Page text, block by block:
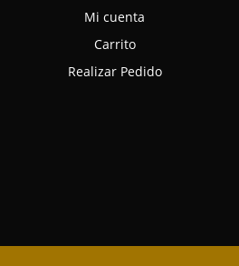
Mi cuenta
Carrito
Realizar Pedido